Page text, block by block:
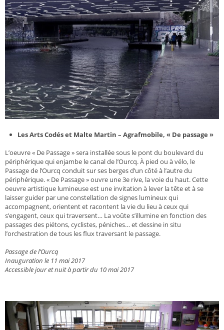
Les Arts Codés et Malte Martin – Agrafmobile, « De passage »
L’oeuvre « De Passage » sera installée sous le pont du boulevard du
périphérique qui enjambe le canal de l’Ourcq. À pied ou à vélo, le
Passage de l’Ourcq conduit sur ses berges d’un côté à l’autre du
périphérique. « De Passage » ouvre une 3e rive, la voie du haut. Cette
oeuvre artistique lumineuse est une invitation à lever la tête et à se
laisser guider par une constellation de signes lumineux qui
accompagnent, orientent et racontent la vie du lieu à ceux qui
s’engagent, ceux qui traversent… La voûte s’illumine en fonction des
passages des piétons, cyclistes, péniches… et dessine in situ
l’orchestration de tous les flux traversant le passage.
Passage de l’Ourcq
Inauguration le 11 mai 2017
Accessible jour et nuit à partir du 10 mai 2017